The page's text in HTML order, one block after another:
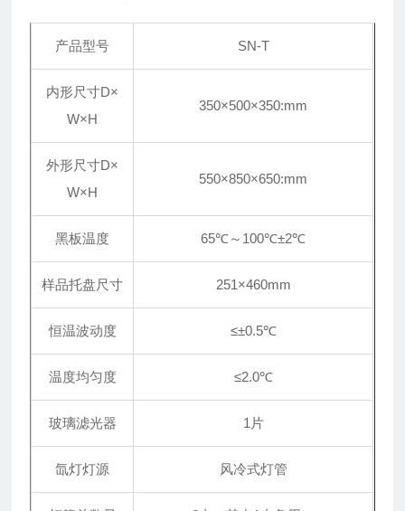
产品型号 SN-T
内形尺寸D×
W×H
350×500×350:mm
外形尺寸D×
W×H
550×850×650:mm
黑板温度 65℃～100℃±2℃
样品托盘尺寸 251×460mm
恒温波动度 ≤±0.5℃
温度均匀度 ≤2.0℃
玻璃滤光器 1片
氙灯灯源 风冷式灯管